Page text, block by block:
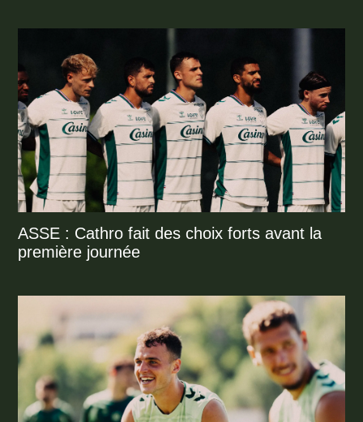
ASSE : Cathro fait des choix forts avant la
première journée